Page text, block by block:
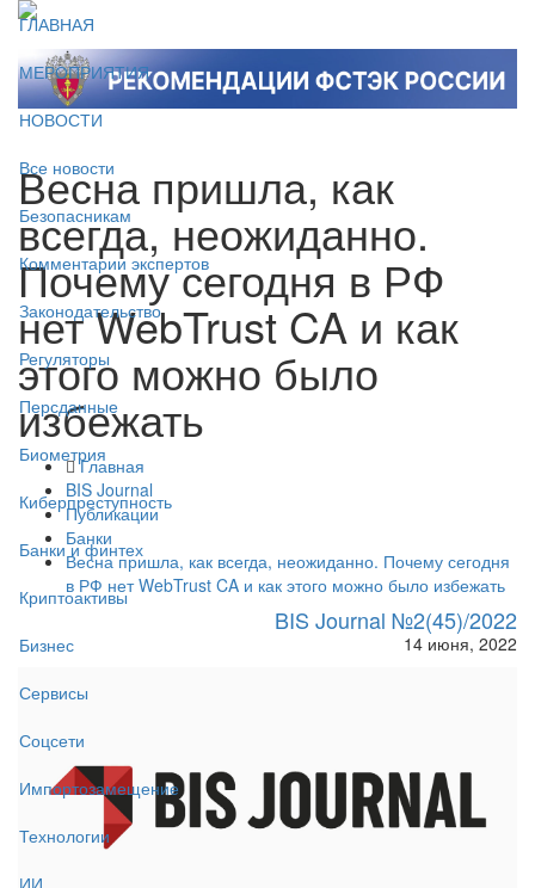
ГЛАВНАЯ
МЕРОПРИЯТИЯ
НОВОСТИ
Все новости
Безопасникам
Комментарии экспертов
Законодательство
Регуляторы
Персданные
Биометрия
Киберпреступность
Банки и финтех
Криптоактивы
Бизнес
Сервисы
Соцсети
Импортозамещение
Технологии
ИИ
Весна пришла, как
всегда, неожиданно.
Почему сегодня в РФ
нет WebTrust CA и как
этого можно было
избежать
Главная
BIS Journal
Публикации
Банки
Весна пришла, как всегда, неожиданно. Почему сегодня
в РФ нет WebTrust CA и как этого можно было избежать
BIS Journal №2(45)/2022
14 июня, 2022